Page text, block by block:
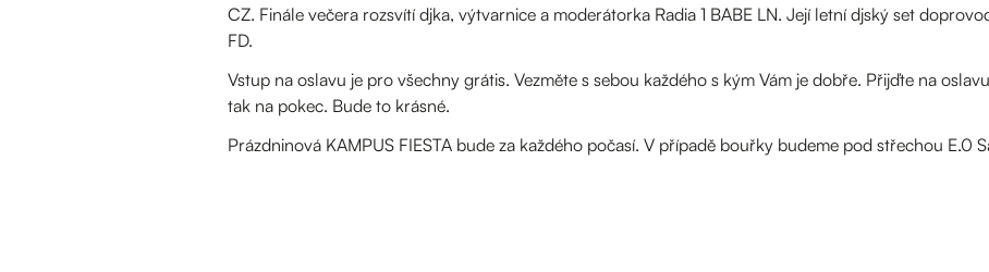
CZ. Finále večera rozsvítí djka, výtvarnice a moderátorka Radia 1 BABE LN. Její letní djský set
FD.
Vstup na oslavu je pro všechny grátis. Vezměte s sebou každého s kým Vám je dobře. Přijďte na
tak na pokec. Bude to krásné.
Prázdninová KAMPUS FIESTA bude za každého počasí. V případě bouřky budeme pod střechou E.0